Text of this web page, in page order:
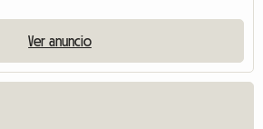
Ver anuncio